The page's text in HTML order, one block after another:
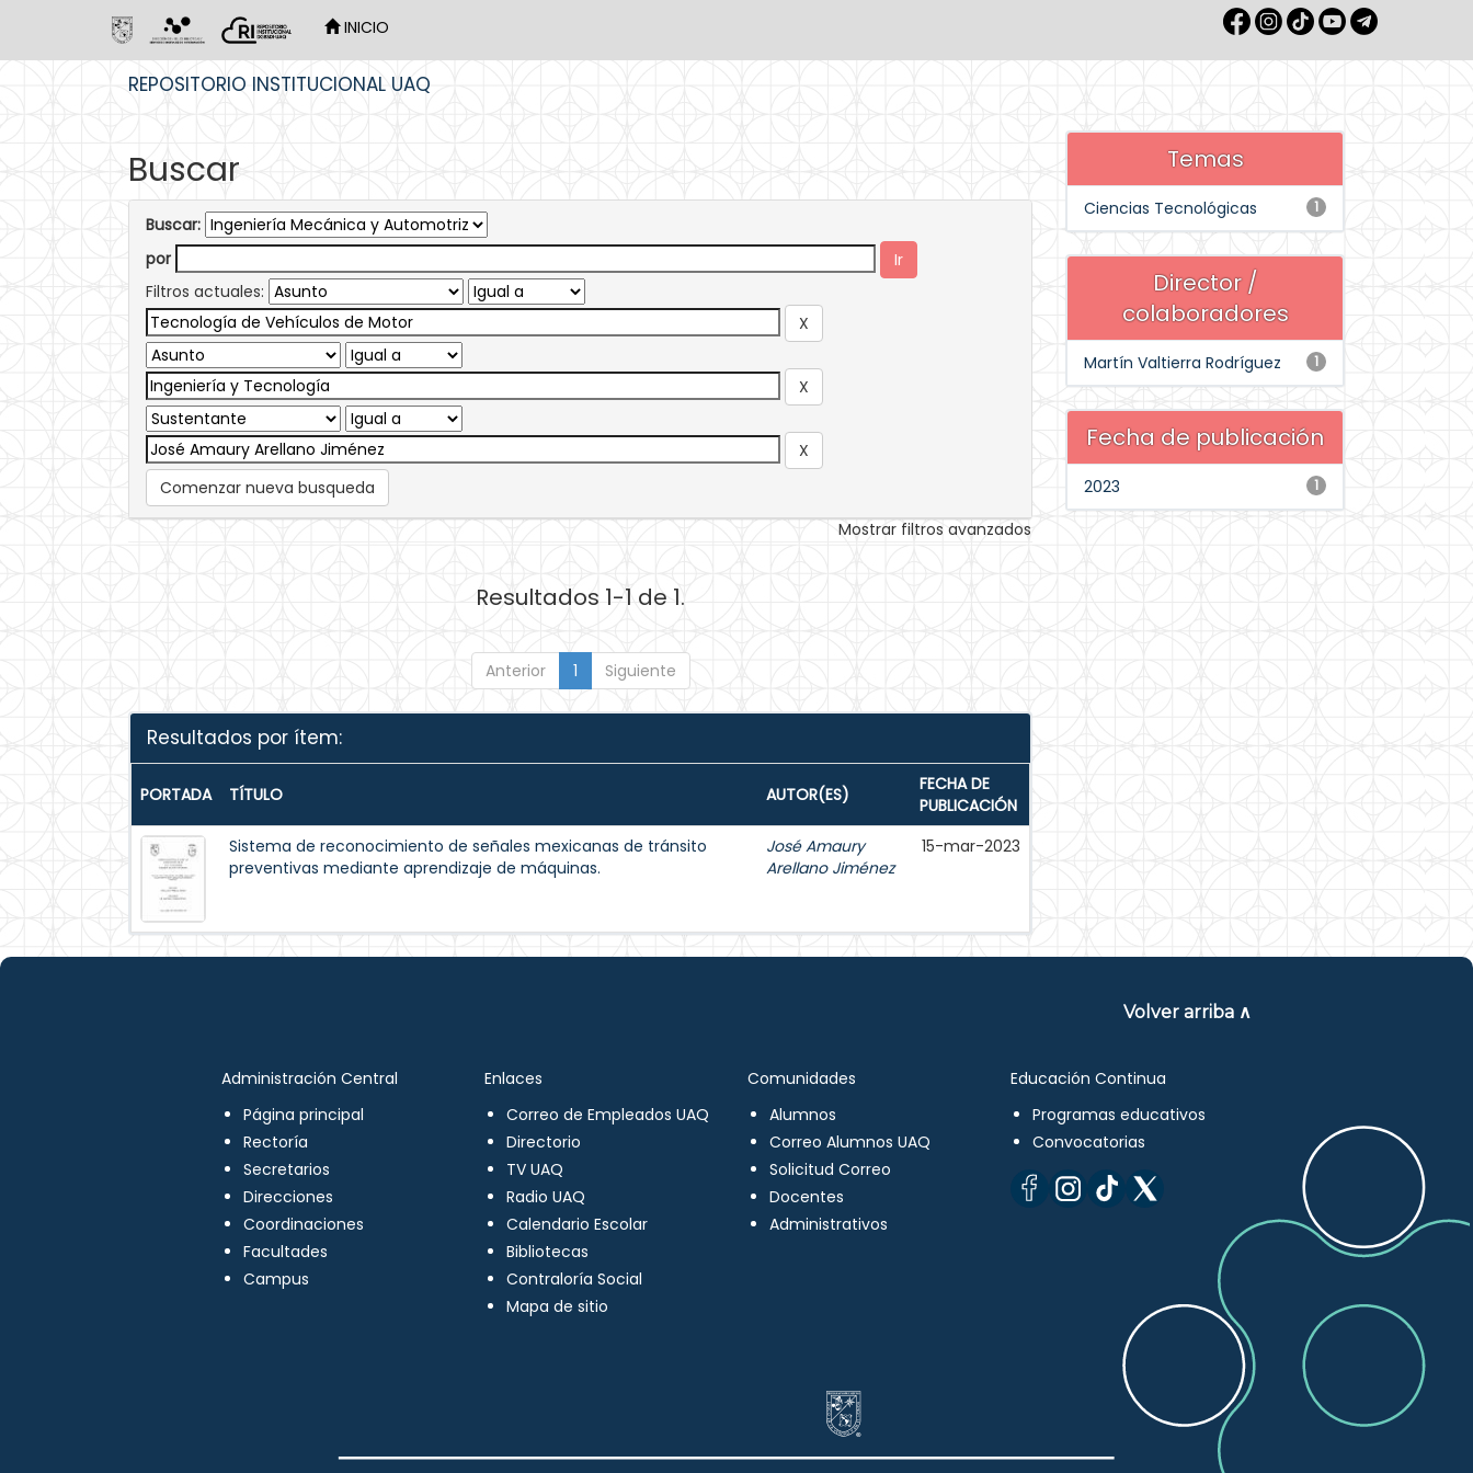
INICIO
REPOSITORIO INSTITUCIONAL UAQ
Buscar
Buscar:
por
Filtros actuales:
Comenzar nueva busqueda
Mostrar filtros avanzados
Resultados 1-1 de 1.
Anterior 1 Siguiente
Resultados por ítem:
PORTADA TÍTULO AUTOR(ES)
FECHA DE
PUBLICACIÓN
Sistema de reconocimiento de señales mexicanas de tránsito
preventivas mediante aprendizaje de máquinas.
José Amaury
Arellano Jiménez
15-mar-2023
Temas
1
Ciencias Tecnológicas
Director /
colaboradores
1
Martín Valtierra Rodríguez
Fecha de publicación
1
2023
Volver arriba ∧
Administración Central
Página principal
Rectoría
Secretarios
Direcciones
Coordinaciones
Facultades
Campus
Enlaces
Correo de Empleados UAQ
Directorio
TV UAQ
Radio UAQ
Calendario Escolar
Bibliotecas
Contraloría Social
Mapa de sitio
Comunidades
Alumnos
Correo Alumnos UAQ
Solicitud Correo
Docentes
Administrativos
Educación Continua
Programas educativos
Convocatorias